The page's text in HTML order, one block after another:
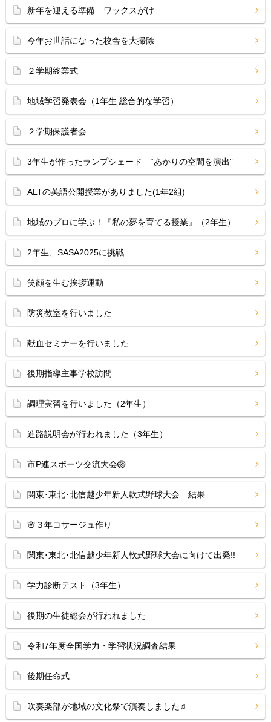
新年を迎える準備 ワックスがけ
今年お世話になった校舎を大掃除
２学期終業式
地域学習発表会（1年生 総合的な学習）
２学期保護者会
3年生が作ったランプシェード “あかりの空間を演出”
ALTの英語公開授業がありました(1年2組)
地域のプロに学ぶ！『私の夢を育てる授業』（2年生）
2年生、SASA2025に挑戦
笑顔を生む挨拶運動
防災教室を行いました
献血セミナーを行いました
後期指導主事学校訪問
調理実習を行いました（2年生）
進路説明会が行われました（3年生）
市P連スポーツ交流大会🏐
関東･東北･北信越少年新人軟式野球大会 結果
🌸３年コサージュ作り
関東･東北･北信越少年新人軟式野球大会に向けて出発!!
学力診断テスト（3年生）
後期の生徒総会が行われました
令和7年度全国学力・学習状況調査結果
後期任命式
吹奏楽部が地域の文化祭で演奏しました♫